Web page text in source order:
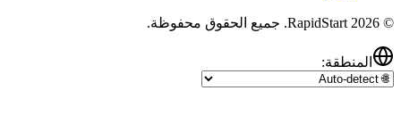
© 2026 RapidStart. جميع الحقوق محفوظة.
المنطقة: